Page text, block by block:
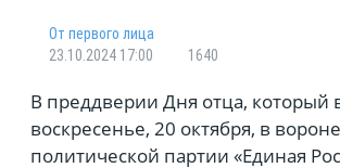
От первого лица
23.10.2024 17:00
1640
В преддверии Дня отца, который
воскресенье, 20 октября, в
политической партии «Единая